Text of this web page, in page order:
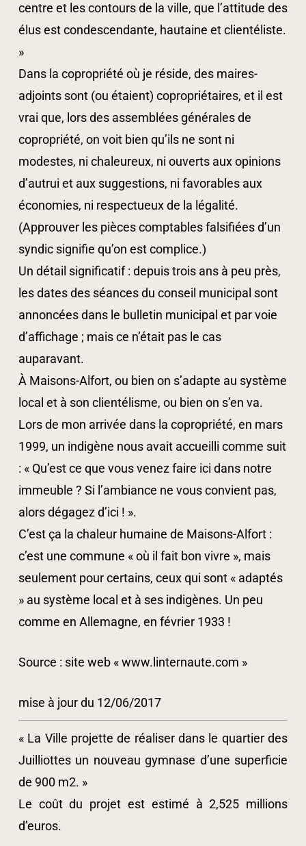
centre et les contours de la ville, que l’attitude des
élus est condescendante, hautaine et clientéliste.
»
Dans la copropriété où je réside, des maires-
adjoints sont (ou étaient) copropriétaires, et il est
vrai que, lors des assemblées générales de
copropriété, on voit bien qu’ils ne sont ni
modestes, ni chaleureux, ni ouverts aux opinions
d’autrui et aux suggestions, ni favorables aux
économies, ni respectueux de la légalité.
(Approuver les pièces comptables falsifiées d’un
syndic signifie qu’on est complice.)
Un détail significatif : depuis trois ans à peu près,
les dates des séances du conseil municipal sont
annoncées dans le bulletin municipal et par voie
d’affichage ; mais ce n’était pas le cas
auparavant.
À Maisons-Alfort, ou bien on s’adapte au système
local et à son clientélisme, ou bien on s’en va.
Lors de mon arrivée dans la copropriété, en mars
1999, un indigène nous avait accueilli comme suit
: « Qu’est ce que vous venez faire ici dans notre
immeuble ? Si l’ambiance ne vous convient pas,
alors dégagez d’ici ! ».
C’est ça la chaleur humaine de Maisons-Alfort :
c’est une commune « où il fait bon vivre », mais
seulement pour certains, ceux qui sont « adaptés
» au système local et à ses indigènes. Un peu
comme en Allemagne, en février 1933 !
Source : site web « www.linternaute.com »
mise à jour du 12/06/2017
« La Ville projette de réaliser dans le quartier des
Juilliottes un nouveau gymnase d’une superficie
de 900 m2. »
Le coût du projet est estimé à 2,525 millions
d’euros.